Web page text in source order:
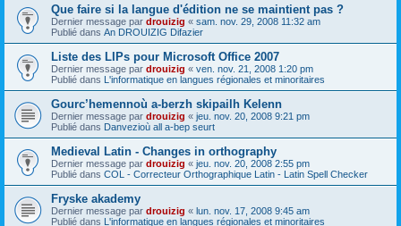
Que faire si la langue d'édition ne se maintient pas ?
Dernier message par drouizig « sam. nov. 29, 2008 11:32 am
Publié dans An DROUIZIG Difazier
Liste des LIPs pour Microsoft Office 2007
Dernier message par drouizig « ven. nov. 21, 2008 1:20 pm
Publié dans L'informatique en langues régionales et minoritaires
Gourc’hemennoù a-berzh skipailh Kelenn
Dernier message par drouizig « jeu. nov. 20, 2008 9:21 pm
Publié dans Danvezioù all a-bep seurt
Medieval Latin - Changes in orthography
Dernier message par drouizig « jeu. nov. 20, 2008 2:55 pm
Publié dans COL - Correcteur Orthographique Latin - Latin Spell Checker
Fryske akademy
Dernier message par drouizig « lun. nov. 17, 2008 9:45 am
Publié dans L'informatique en langues régionales et minoritaires